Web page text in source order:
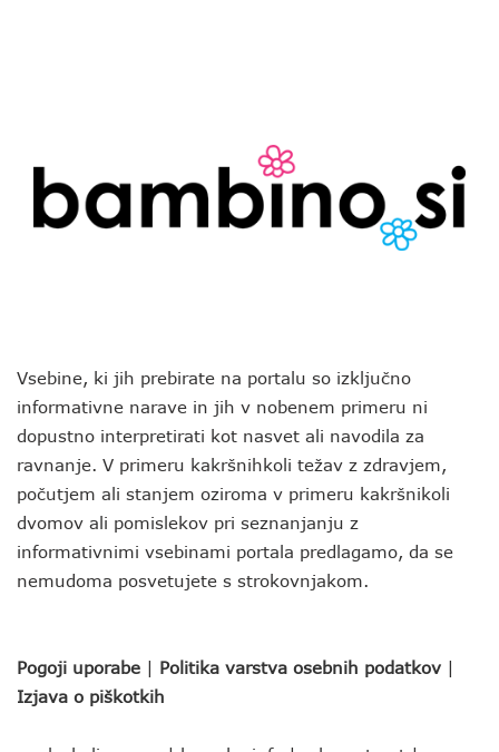
Vsebine, ki jih prebirate na portalu so izključno
informativne narave in jih v nobenem primeru ni
dopustno interpretirati kot nasvet ali navodila za
ravnanje. V primeru kakršnihkoli težav z zdravjem,
počutjem ali stanjem oziroma v primeru kakršnikoli
dvomov ali pomislekov pri seznanjanju z
informativnimi vsebinami portala predlagamo, da se
nemudoma posvetujete s strokovnjakom.
Pogoji uporabe | Politika varstva osebnih podatkov |
Izjava o piškotkih